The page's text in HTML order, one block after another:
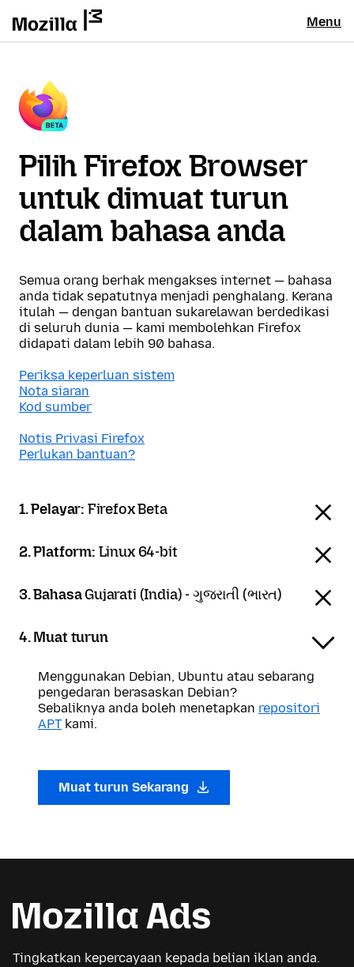
Menu
Pilih Firefox Browser
untuk dimuat turun
dalam bahasa anda
Semua orang berhak mengakses internet — bahasa
anda tidak sepatutnya menjadi penghalang. Kerana
itulah — dengan bantuan sukarelawan berdedikasi
di seluruh dunia — kami membolehkan Firefox
didapati dalam lebih 90 bahasa.
Periksa keperluan sistem
Nota siaran
Kod sumber
Notis Privasi Firefox
Perlukan bantuan?
1. Pelayar: Firefox Beta
2. Platform: Linux 64-bit
3. BahasaGujarati (India) - ગુજરાતી (ભારત)
4. Muat turun
Menggunakan Debian, Ubuntu atau sebarang
pengedaran berasaskan Debian?
Sebaliknya anda boleh menetapkan repositori
APT kami.
Muat turun Sekarang
Tingkatkan kepercayaan kepada belian iklan anda.